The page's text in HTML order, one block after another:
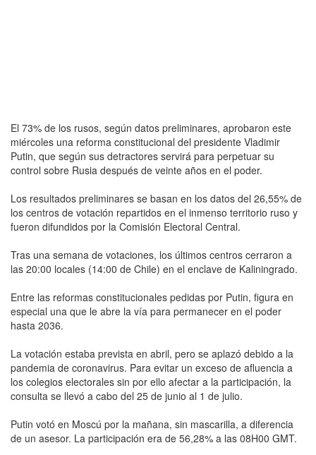
El 73% de los rusos, según datos preliminares, aprobaron este
miércoles una reforma constitucional del presidente Vladimir
Putin, que según sus detractores servirá para perpetuar su
control sobre Rusia después de veinte años en el poder.
Los resultados preliminares se basan en los datos del 26,55% de
los centros de votación repartidos en el inmenso territorio ruso y
fueron difundidos por la Comisión Electoral Central.
Tras una semana de votaciones, los últimos centros cerraron a
las 20:00 locales (14:00 de Chile) en el enclave de Kaliningrado.
Entre las reformas constitucionales pedidas por Putin, figura en
especial una que le abre la vía para permanecer en el poder
hasta 2036.
La votación estaba prevista en abril, pero se aplazó debido a la
pandemia de coronavirus. Para evitar un exceso de afluencia a
los colegios electorales sin por ello afectar a la participación, la
consulta se llevó a cabo del 25 de junio al 1 de julio.
Putin votó en Moscú por la mañana, sin mascarilla, a diferencia
de un asesor. La participación era de 56,28% a las 08H00 GMT.